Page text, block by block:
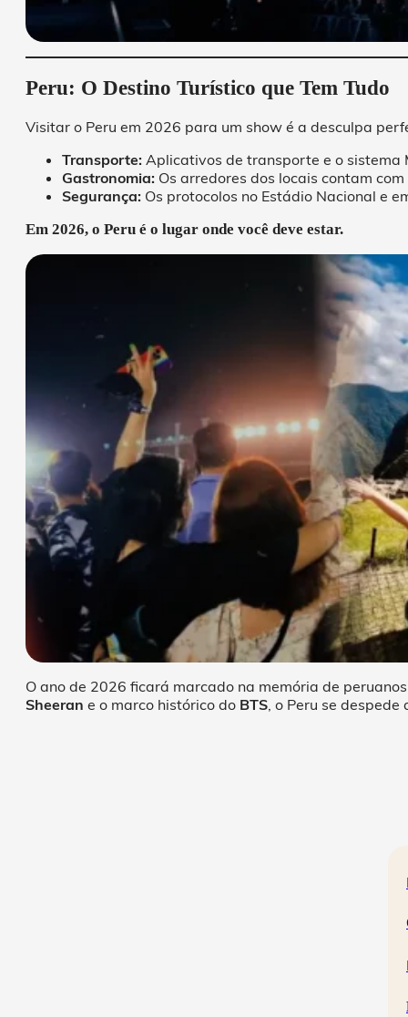
Peru: O Destino Turístico que Tem Tudo
Visitar o Peru em 2026 para um show é a desculpa
Transporte: Aplicativos de transporte e o
Gastronomia: Os arredores dos locais contam
Segurança: Os protocolos no Estádio Nacional e
Em 2026, o Peru é o lugar onde você deve estar.
O ano de 2026 ficará marcado na memória de
Sheeran e o marco histórico do BTS, o Peru se